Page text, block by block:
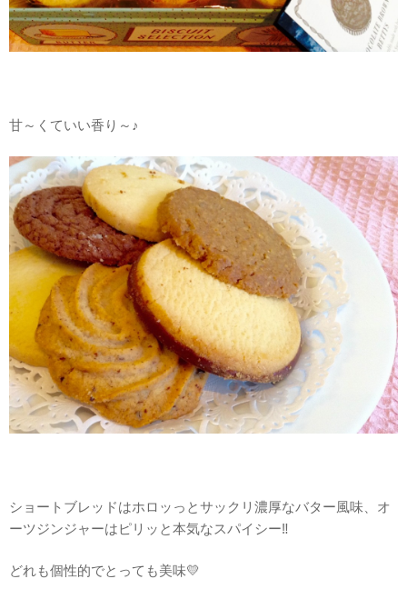
甘～くていい香り～♪
ショートブレッドはホロッっとサックリ濃厚なバター風味、オ
ーツジンジャーはピリッと本気なスパイシー‼
どれも個性的でとっても美味💛